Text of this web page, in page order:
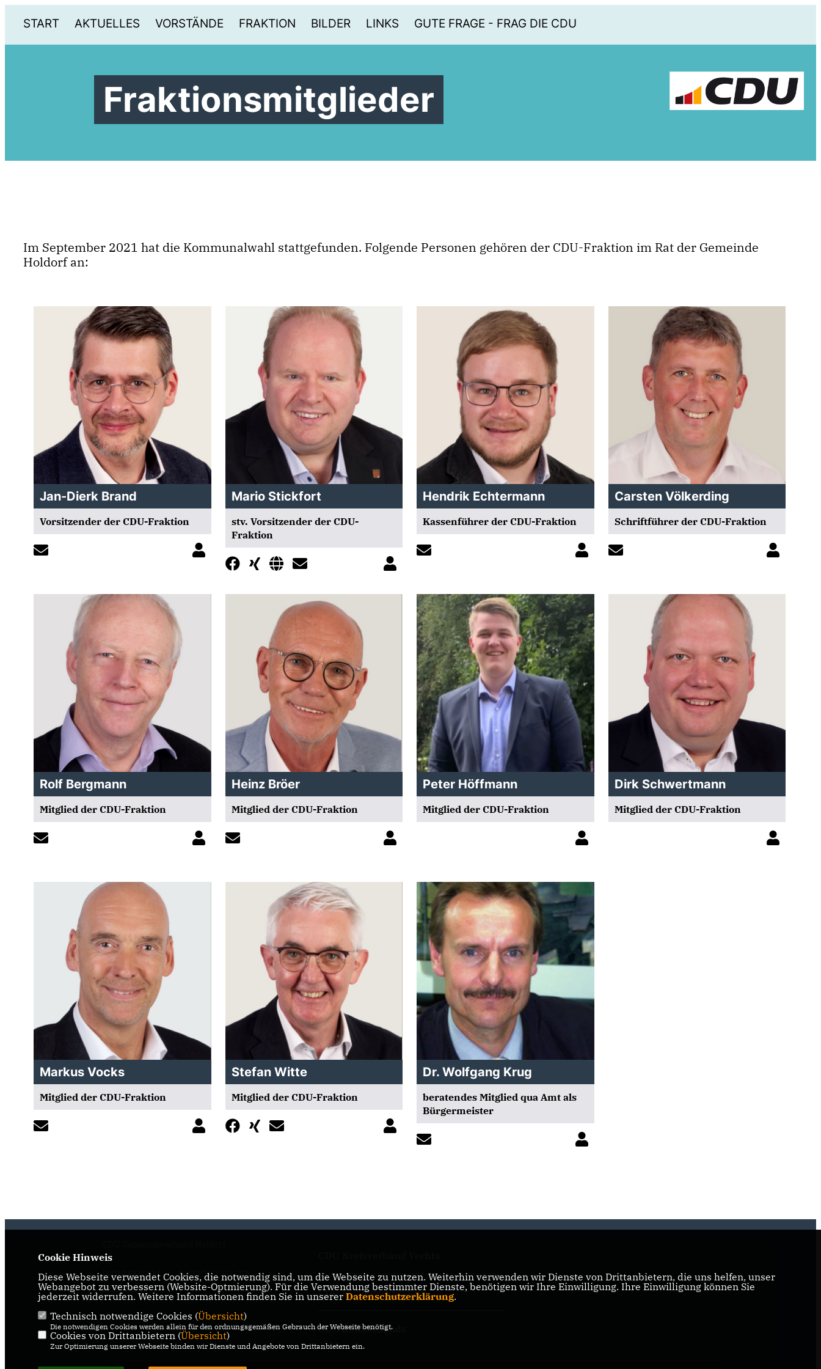
START AKTUELLES VORSTÄNDE FRAKTION BILDER LINKS GUTE FRAGE - FRAG DIE CDU
Fraktionsmitglieder
Im September 2021 hat die Kommunalwahl stattgefunden. Folgende Personen gehören der CDU-Fraktion im Rat der Gemeinde
Holdorf an:
Jan-Dierk Brand
Vorsitzender der CDU-Fraktion
Mario Stickfort
stv. Vorsitzender der CDU-
Fraktion
Hendrik Echtermann
Kassenführer der CDU-Fraktion
Carsten Völkerding
Schriftführer der CDU-Fraktion
Rolf Bergmann
Mitglied der CDU-Fraktion
Heinz Bröer
Mitglied der CDU-Fraktion
Peter Höffmann
Mitglied der CDU-Fraktion
Dirk Schwertmann
Mitglied der CDU-Fraktion
Markus Vocks
Mitglied der CDU-Fraktion
Stefan Witte
Mitglied der CDU-Fraktion
Dr. Wolfgang Krug
beratendes Mitglied qua Amt als
Bürgermeister
IMPRESSUM
DATENSCHUTZ
KONTAKT
CDU in Niedersachsen
CDU Deutschlands
Cookie Hinweis
Diese Webseite verwendet Cookies, die notwendig sind, um die Webseite zu nutzen. Weiterhin verwenden wir Dienste von Drittanbietern, die uns helfen, unser
Webangebot zu verbessern (Website-Optmierung). Für die Verwendung bestimmter Dienste, benötigen wir Ihre Einwilligung. Ihre Einwilligung können Sie
jederzeit widerrufen. Weitere Informationen finden Sie in unserer Datenschutzerklärung.
Technisch notwendige Cookies (Übersicht)
Die notwendigen Cookies werden allein für den ordnungsgemäßen Gebrauch der Webseite benötigt.
Cookies von Drittanbietern (Übersicht)
Zur Optimierung unserer Webseite binden wir Dienste und Angebote von Drittanbietern ein.